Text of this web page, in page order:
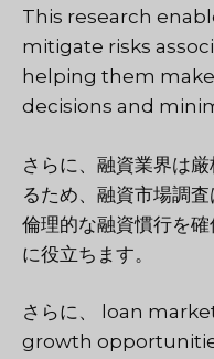
This research
mitigate risks
helping them
decisions and
さらに、融資業界は
るため、融資市場調
倫理的な融資慣行を
に役立ちます。
さらに、
loan
growth